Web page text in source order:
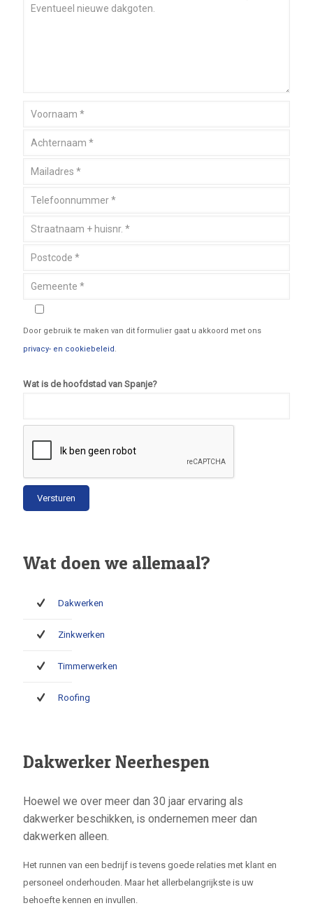
Door gebruik te maken van dit formulier gaat u akkoord met ons
privacy- en cookiebeleid.
Wat is de hoofdstad van Spanje?
Wat doen we allemaal?
Dakwerken
Zinkwerken
Timmerwerken
Roofing
Dakwerker Neerhespen
Hoewel we over meer dan 30 jaar ervaring als
dakwerker beschikken, is ondernemen meer dan
dakwerken alleen.
Het runnen van een bedrijf is tevens goede relaties met klant en
personeel onderhouden. Maar het allerbelangrijkste is uw
behoefte kennen en invullen.